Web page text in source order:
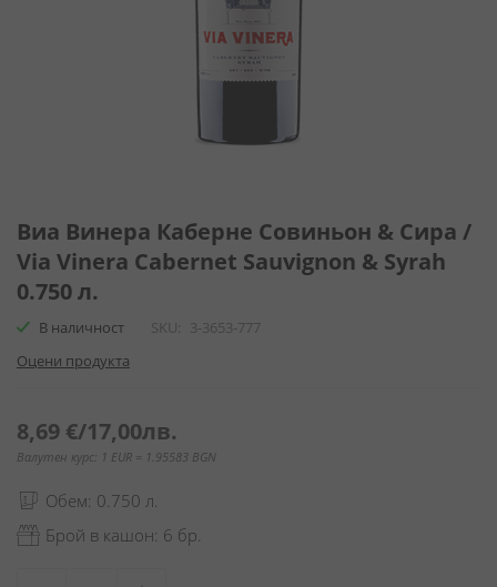
към
началото
на
галерия
снимки
Виа Винера Каберне Совиньон & Сира /
Via Vinera Cabernet Sauvignon & Syrah
0.750 л.
В наличност SKU
3-3653-777
Оцени продукта
8,69 €/17,00лв.
Валутен курс: 1 EUR = 1.95583 BGN
Обем: 0.750 л.
Брой в кашон: 6 бр.